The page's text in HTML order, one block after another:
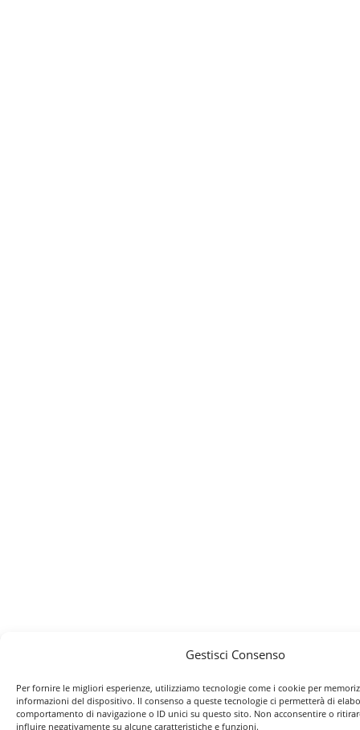
Gestisci Consenso
Per fornire le migliori esperienze, utilizziamo tecnologie come i cookie per
informazioni del dispositivo. Il consenso a queste tecnologie ci permetterà di
comportamento di navigazione o ID unici su questo sito. Non acconsentire o
influire negativamente su alcune caratteristiche e funzioni.